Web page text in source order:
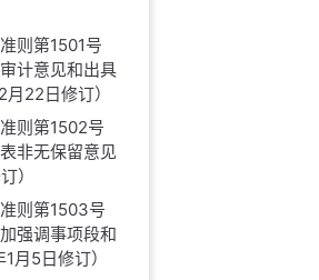
则第1501号
计意见和出具
22日修订）
则第1502号
非无保留意见
）
则第1503号
强调事项段和
月5日修订）